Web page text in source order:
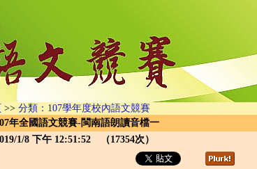
>> 分類：107學年度校內語文競賽
年全國語文競賽-閩南語朗讀音檔一
1/8 下午 12:51:52 （17354次）